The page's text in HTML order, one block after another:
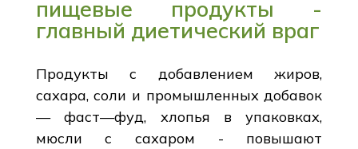
пищевые продукты -
главный диетический враг
Продукты с добавлением жиров,
сахара, соли и промышленных добавок
— фаст—фуд, хлопья в упаковках,
мюсли с сахаром - повышают